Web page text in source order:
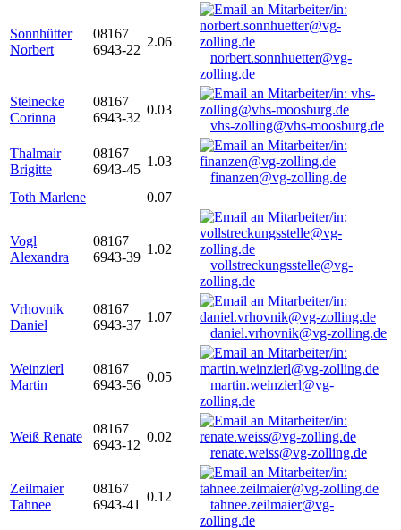
Sonnhütter
Norbert
08167
6943-22
2.06
norbert.sonnhuetter@vg-
zolling.de
Steinecke
Corinna
08167
6943-32
0.03
vhs-zolling@vhs-moosburg.de
Thalmair
Brigitte
08167
6943-45
1.03
finanzen@vg-zolling.de
Toth Marlene
0.07
Vogl
Alexandra
08167
6943-39
1.02
vollstreckungsstelle@vg-
zolling.de
Vrhovnik
Daniel
08167
6943-37
1.07
daniel.vrhovnik@vg-zolling.de
Weinzierl
Martin
08167
6943-56
0.05
martin.weinzierl@vg-
zolling.de
Weiß Renate
08167
6943-12
0.02
renate.weiss@vg-zolling.de
Zeilmaier
Tahnee
08167
6943-41
0.12
tahnee.zeilmaier@vg-
zolling.de